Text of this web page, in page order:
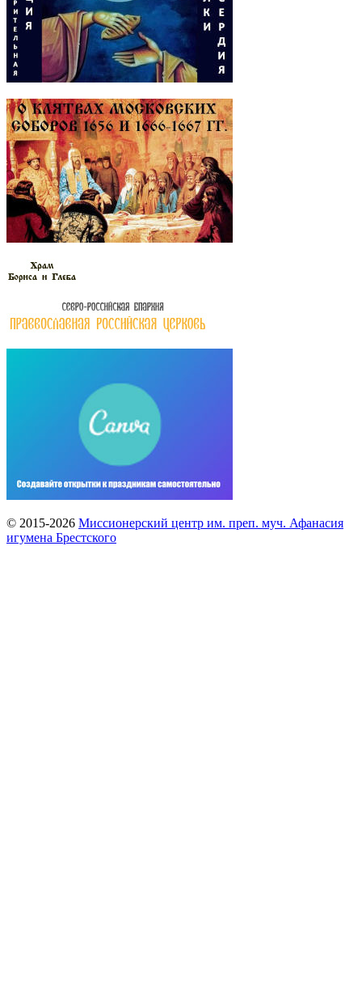
© 2015-2026 Миссионерский центр им. преп. муч. Афанасия
игумена Брестского